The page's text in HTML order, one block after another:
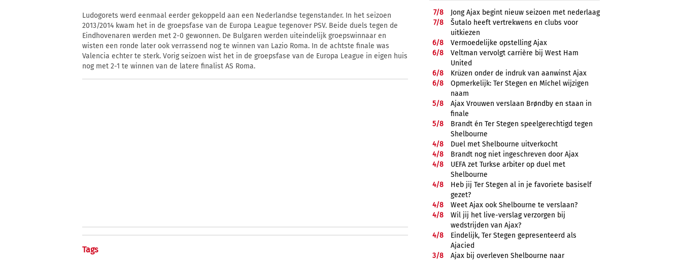
Ludogorets werd eenmaal eerder gekoppeld aan een Nederlandse tegenstander. In het seizoen
2013/2014 kwam het in de groepsfase van de Europa League tegenover PSV. Beide duels tegen de
Eindhovenaren werden met 2-0 gewonnen. De Bulgaren werden uiteindelijk groepswinnaar en
wisten een ronde later ook verrassend nog te winnen van Lazio Roma. In de achtste finale was
Valencia echter te sterk. Vorig seizoen wist het in de groepsfase van de Europa League in eigen huis
nog met 2-1 te winnen van de latere finalist AS Roma.
Tags
7/8
Jong Ajax begint nieuw seizoen met nederlaag
7/8
Šutalo heeft vertrekwens en clubs voor
uitkiezen
6/8
Vermoedelijke opstelling Ajax
6/8
Veltman vervolgt carrière bij West Ham
United
6/8
Krüzen onder de indruk van aanwinst Ajax
6/8
Opmerkelijk: Ter Stegen en Míchel wijzigen
naam
5/8
Ajax Vrouwen verslaan Brøndby en staan in
finale
5/8
Brandt én Ter Stegen speelgerechtigd tegen
Shelbourne
4/8
Duel met Shelbourne uitverkocht
4/8
Brandt nog niet ingeschreven door Ajax
4/8
UEFA zet Turkse arbiter op duel met
Shelbourne
4/8
Heb jij Ter Stegen al in je favoriete basiself
gezet?
4/8
Weet Ajax ook Shelbourne te verslaan?
4/8
Wil jij het live-verslag verzorgen bij
wedstrijden van Ajax?
4/8
Eindelijk, Ter Stegen gepresenteerd als
Ajacied
3/8
Ajax bij overleven Shelbourne naar